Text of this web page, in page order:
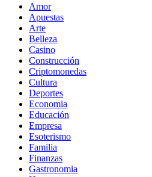
Amor
Apuestas
Arte
Belleza
Casino
Construcción
Criptomonedas
Cultura
Deportes
Economia
Educación
Empresa
Esoterismo
Familia
Finanzas
Gastronomia